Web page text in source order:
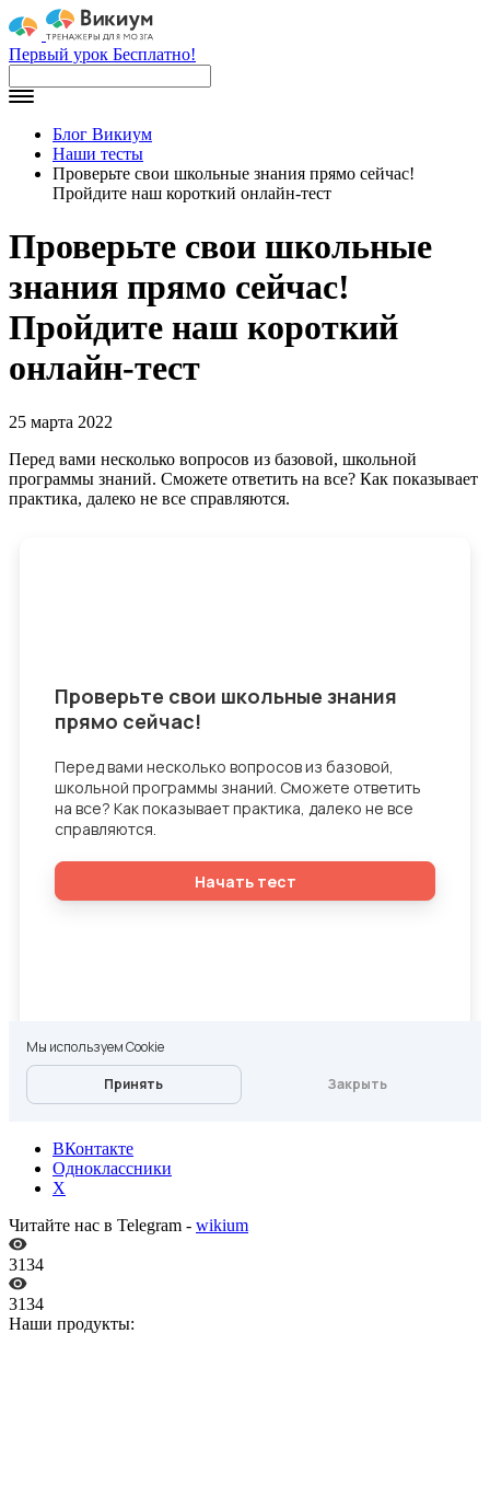
Первый урок Бесплатно!
Блог Викиум
Наши тесты
Проверьте свои школьные знания прямо сейчас!
Пройдите наш короткий онлайн-тест
Проверьте свои школьные
знания прямо сейчас!
Пройдите наш короткий
онлайн-тест
25 марта 2022
Перед вами несколько вопросов из базовой, школьной
программы знаний. Сможете ответить на все? Как показывает
практика, далеко не все справляются.
ВКонтакте
Одноклассники
X
Читайте нас в Telegram - wikium
3134
3134
Наши продукты: